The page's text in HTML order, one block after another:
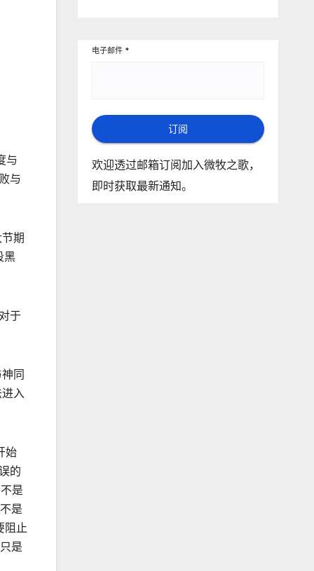
与
与
期
黑
于
同
入
始
的
是
是
阻止
是
电子邮件 *
订阅
欢迎透过邮箱订阅加入微牧之歌，
即时获取最新通知。